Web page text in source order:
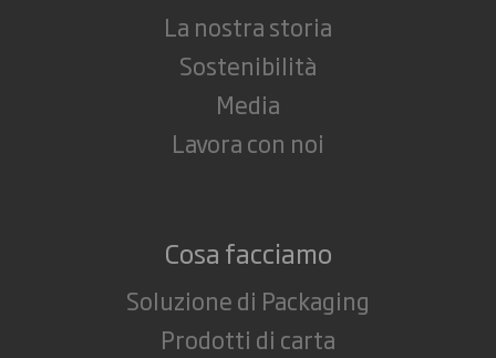
La nostra storia
Sostenibilità
Media
Lavora con noi
Cosa facciamo
Soluzione di Packaging
Prodotti di carta